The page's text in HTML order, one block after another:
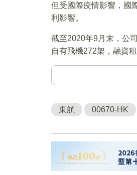
但受國際疫情影響，國
利影響。
截至2020年9月末，公
自有飛機272架，融資
東航 00670-HK